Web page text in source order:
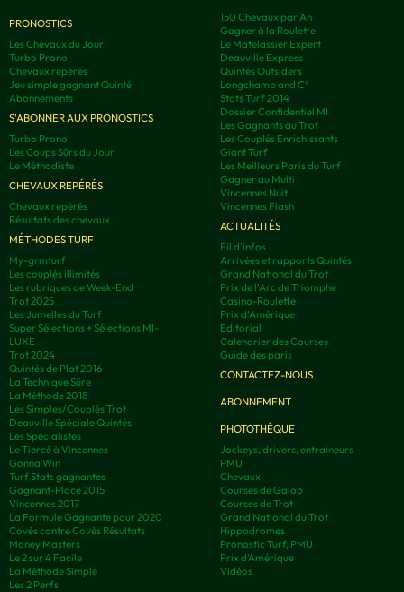
PRONOSTICS
Les Chevaux du Jour
Turbo Prono
Chevaux repérés
Jeu simple gagnant Quinté
Abonnements
S'ABONNER AUX PRONOSTICS
Turbo Prono
Les Coups Sûrs du Jour
Le Méthodiste
CHEVAUX REPÉRÉS
Chevaux repérés
Résultats des chevaux
MÉTHODES TURF
My-grmturf
Les couplés illimités
Les rubriques de Week-End
Trot 2025
Les Jumelles du Turf
Super Sélections + Sélections MI-
LUXE
Trot 2024
Quintés de Plat 2016
La Technique Sûre
La Méthode 2018
Les Simples/Couplés Trot
Deauville Spéciale Quintés
Les Spécialistes
Le Tiercé à Vincennes
Gonna Win
Turf Stats gagnantes
Gagnant-Placé 2015
Vincennes 2017
La Formule Gagnante pour 2020
Covès contre Covès Résultats
Money Masters
Le 2 sur 4 Facile
La Méthode Simple
Les 2 Perfs
150 Chevaux par An
Gagner à la Roulette
Le Matelassier Expert
Deauville Express
Quintés Outsiders
Longchamp and C°
Stats Turf 2014
Dossier Confidentiel MI
Les Gagnants au Trot
Les Couplés Enrichissants
Giant Turf
Les Meilleurs Paris du Turf
Gagner au Multi
Vincennes Nuit
Vincennes Flash
ACTUALITÉS
Fil d'infos
Arrivées et rapports Quintés
Grand National du Trot
Prix de l'Arc de Triomphe
Casino-Roulette
Prix d'Amérique
Editorial
Calendrier des Courses
Guide des paris
CONTACTEZ-NOUS
ABONNEMENT
PHOTOTHÈQUE
Jockeys, drivers, entraineurs
PMU
Chevaux
Courses de Galop
Courses de Trot
Grand National du Trot
Hippodromes
Pronostic Turf, PMU
Prix d’Amérique
Vidéos